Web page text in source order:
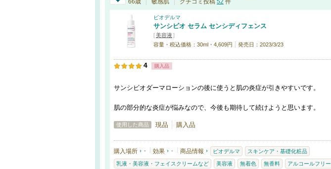
ビオデルマ
サンシビオ セラム センシディフェンス
[美容液]
容量・税込価格：30ml・4,609円
発売日：2023/3/23
4 購入品
サンシビオダーマローションの後に使うと肌の炎症が引きやすいです。
肌の部分的な炎症が悩みなので、今後も期待して続けようと思います。
使用した商品 現品 購入品
購入場所 - 効果 - 商品情報 ビオデルマ スキンケア・基礎化粧品
乳液・美容液・フェイスクリームなど 美容液 無着色 無香料 アルコールフリー